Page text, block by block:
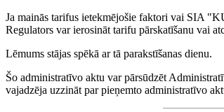
Ja mainās tarifus ietekmējošie faktori vai SIA
Regulators var ierosināt tarifu pārskatīšanu vai
Lēmums stājas spēkā ar tā parakstīšanas dienu.
Šo administratīvo aktu var pārsūdzēt
vajadzēja uzzināt par pieņemto administratīvo